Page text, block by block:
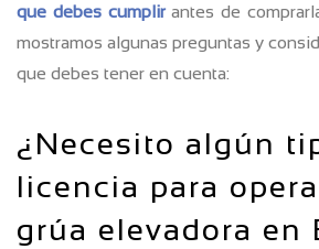
que debes cumplirantes de
mostramos algunas preguntas y
que debes tener en cuenta:
¿Necesito algún
licencia para
grúa elevadora en